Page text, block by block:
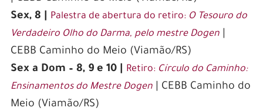
ready to dive into the world of online betting
and discover why South Africa is becoming a
hotspot for global gambling.
From placing bets on your favorite sports teams
to trying your luck at virtual slot machines,
online betting has revolutionized the way we
Sex, 8 |
Palestra de abertura do retiro: O Tesouro do
Verdadeiro Olho do Darma, pelo mestre Dogen|
CEBB Caminho do Meio (Viamão/RS)
Sex a Dom – 8, 9 e 10 |
Retiro: Círculo do Caminho:
Ensinamentos do Mestre Dogen| CEBB Caminho do
Meio (Viamão/RS)